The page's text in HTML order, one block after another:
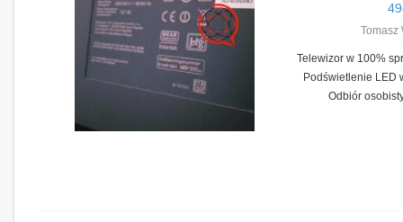
Tomasz
Telewizor w 100%
Podświetlenie LED
Odbiór